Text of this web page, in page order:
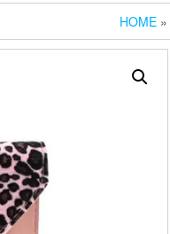
HOME »